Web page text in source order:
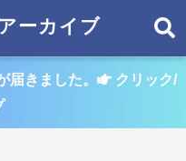
ーカイブ
届きました。
クリック/